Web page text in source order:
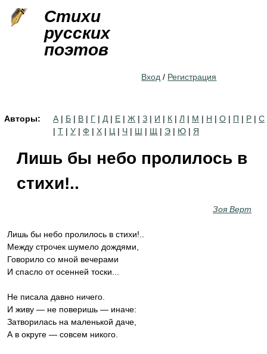
Стихи
русских
поэтов
Вход / Регистрация
Авторы: А | Б | В | Г | Д | Е | Ж | З | И | К | Л | М | Н | О | П | Р | С
| Т | У | Ф | Х | Ц | Ч | Ш | Щ | Э | Ю | Я
Лишь бы небо пролилось в
стихи!..
Зоя Верт
Лишь бы небо пролилось в стихи!..
Между строчек шумело дождями,
Говорило со мной вечерами
И спасло от осенней тоски...
Не писала давно ничего.
И живу — не поверишь — иначе:
Затворилась на маленькой даче,
А в округе — совсем никого.